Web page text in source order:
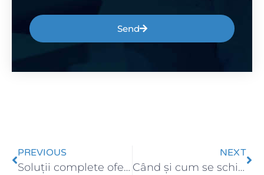
Send
PREVIOUS
Soluții complete oferite de Serra Software – ERP, HR, CRM, BI și servicii integrate
NEXT
Când și cum se schimbă topul celor 10 criterii în alegerea unui ERP